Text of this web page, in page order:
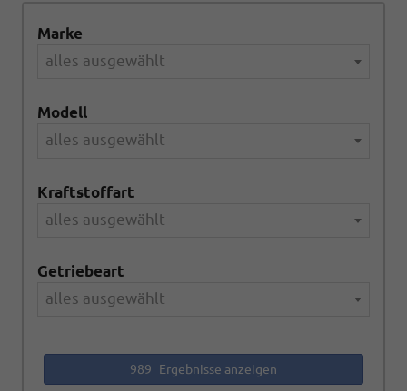
Marke
alles ausgewählt
Modell
alles ausgewählt
Kraftstoffart
alles ausgewählt
Getriebeart
alles ausgewählt
989 Ergebnisse anzeigen